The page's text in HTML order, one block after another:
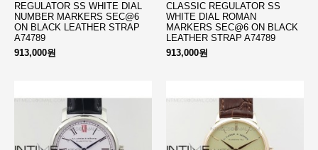
REGULATOR SS WHITE DIAL
NUMBER MARKERS SEC@6
ON BLACK LEATHER STRAP
A74789
913,000원
CLASSIC REGULATOR SS
WHITE DIAL ROMAN
MARKERS SEC@6 ON BLACK
LEATHER STRAP A74789
913,000원